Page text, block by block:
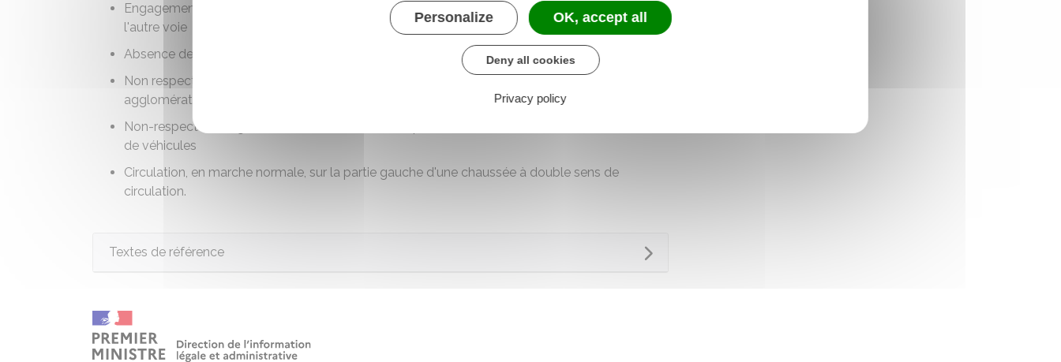
Engagement dans une intersection risquant d'empêcher le passage d'un véhicule circulant sur
l'autre voie
Absence de port du casque à deux-roues motorisé
Non respect du niveau d'émissions sonores d'un véhicule circulant à l'intérieur d'une
agglomération sur une voie où la vitesse maximale autorisée ne dépasse pas 50 km/ h
Non-respect des règles concernant les limites de poids de certains véhicules ou ensembles
de véhicules
Circulation, en marche normale, sur la partie gauche d'une chaussée à double sens de
circulation.
Textes de référence
Personalize OK, accept all
Deny all cookies
Privacy policy